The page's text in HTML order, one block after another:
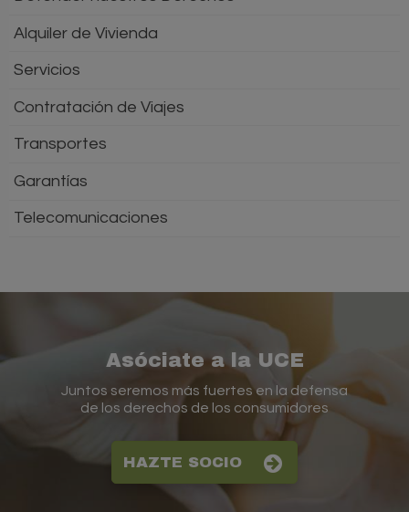
Alquiler de Vivienda
Servicios
Contratación de Viajes
Transportes
Garantías
Telecomunicaciones
Asóciate a la UCE
Juntos seremos más fuertes en la defensa
de los derechos de los consumidores
HAZTE SOCIO